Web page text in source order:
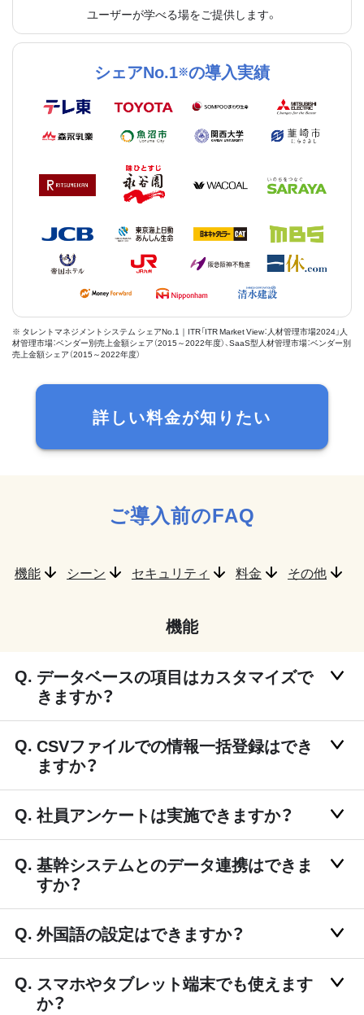
ユーザーが学べる場をご提供します。
シェアNo.1※の導入実績
※ タレントマネジメントシステム シェアNo.1｜ITR「ITR Market View：人材管理市場2024」人
材管理市場：ベンダー別売上金額シェア（2015～2022年度）、SaaS型人材管理市場：ベンダー別
売上金額シェア（2015～2022年度）
詳しい料金が知りたい
ご導入前のFAQ
機能 シーン セキュリティ 料金 その他
機能
データベースの項目はカスタマイズで
きますか？
CSVファイルでの情報一括登録はでき
ますか？
社員アンケートは実施できますか？
基幹システムとのデータ連携はできま
すか？
外国語の設定はできますか？
スマホやタブレット端末でも使えます
か？